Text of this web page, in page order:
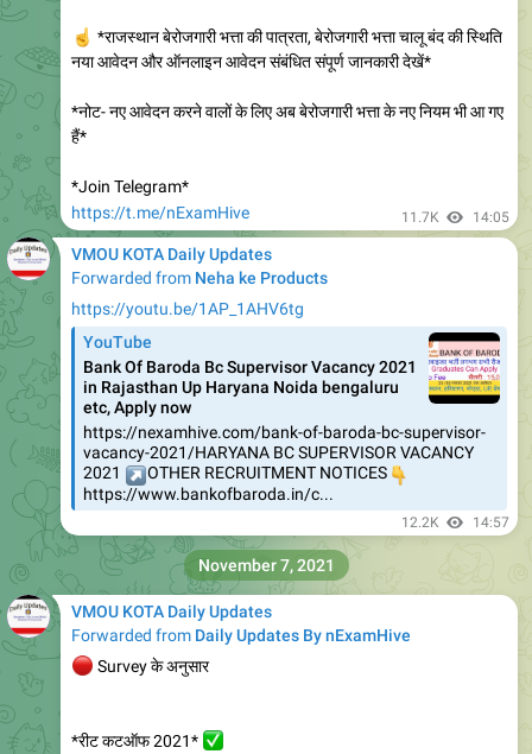
*राजस्थान बेरोजगारी भत्ता की पात्रता, बेरोजगारी भत्ता चालू बंद की स्थिति
नया आवेदन और ऑनलाइन आवेदन संबंधित संपूर्ण जानकारी देखें*
*नोट- नए आवेदन करने वालों के लिए अब बेरोजगारी भत्ता के नए नियम भी आ गए
हैं*
*Join Telegram*
https://t.me/nExamHive
11.7K 14:05
VMOU KOTA Daily Updates
Forwarded from Neha ke Products
https://youtu.be/1AP_1AHV6tg
YouTube
Bank Of Baroda Bc Supervisor Vacancy 2021
in Rajasthan Up Haryana Noida bengaluru
etc, Apply now
https://nexamhive.com/bank-of-baroda-bc-supervisor-
vacancy-2021/HARYANA BC SUPERVISOR VACANCY
2021
OTHER RECRUITMENT NOTICES
👇
https://www.bankofbaroda.in/c...
12.2K 14:57
VMOU KOTA Daily Updates
Forwarded from Daily Updates By nExamHive
Survey के अनुसार
*रीट कटऑफ 2021*
✅
November 7, 2021